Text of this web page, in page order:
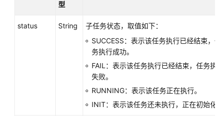
助
型
status String
子任务状态，取值如下：
SUCCESS：表示该任务执行已经结束，任
务执行成功。
FAIL：表示该任务执行已经结束，任务执
失败。
RUNNING：表示该任务正在执行。
INIT：表示该任务还未执行，正在初始化